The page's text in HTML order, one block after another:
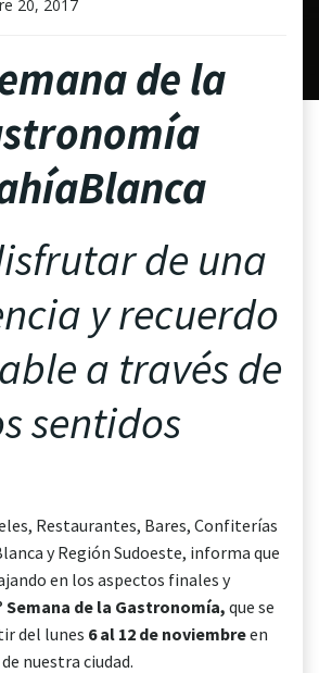
20, 2017
de la
de una
y recuerdo
a través de
sentidos
Restaurantes, Bares, Confiterías
y Región Sudoeste, informa que
en los aspectos finales y
Semana de la Gastronomía, que se
del lunes 6 al 12 de noviembreen
nuestra ciudad.